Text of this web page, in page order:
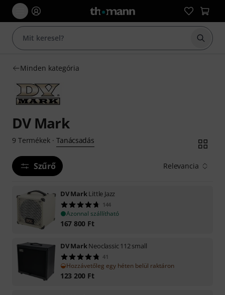
Minden kategória
DV Mark
9 Termékek· Tanácsadás
Szűrő Relevancia
DV MarkLittle Jazz
144
Azonnal szállítható
167 800 Ft
DV MarkNeoclassic 112 small
41
Hozzávetőleg egy héten belül raktáron
123 200 Ft